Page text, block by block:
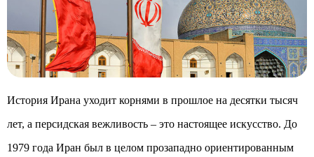
История Ирана уходит корнями в прошлое на десятки тысяч
лет, а персидская вежливость – это настоящее искусство. До
1979 года Иран был в целом прозападно ориентированным